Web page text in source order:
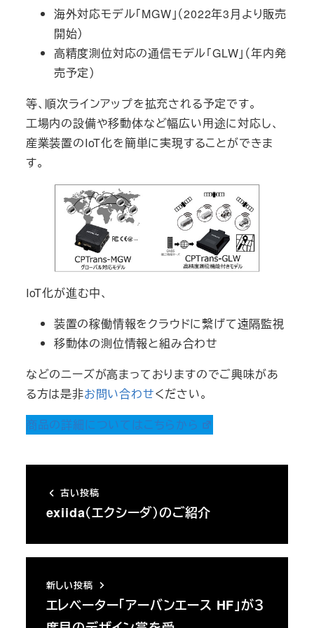
海外対応モデル「MGW」（2022年3月より販売
開始）
高精度測位対応の通信モデル「GLW」（年内発
売予定）
等、順次ラインアップを拡充される予定です。
工場内の設備や移動体など幅広い用途に対応し、
産業装置のIoT化を簡単に実現することができま
す。
IoT化が進む中、
装置の稼働情報をクラウドに繋げて遠隔監視
移動体の測位情報と組み合わせ
などのニーズが高まっておりますのでご興味があ
る方は是非お問い合わせください。
商品の詳細についてはこちらから
古い投稿
exiida（エクシーダ）のご紹介
新しい投稿
エレベーター「アーバンエース HF」が３